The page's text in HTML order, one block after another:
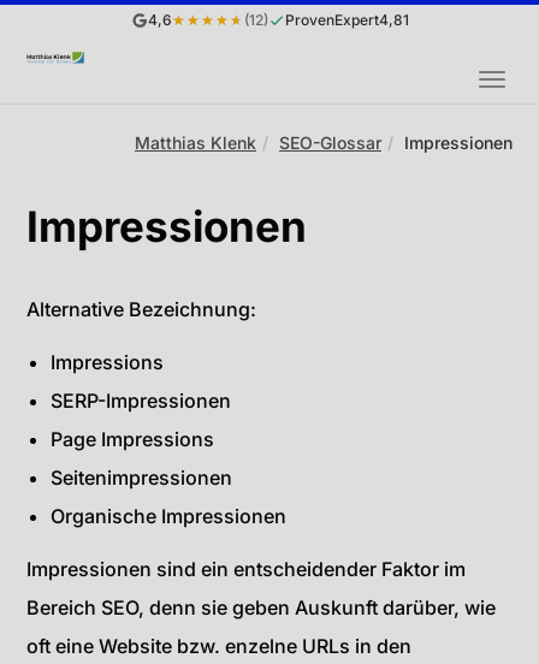
4,6★★★★★ (12) ProvenExpert4,81
hier:
Matthias Klenk SEO-Glossar Impressionen
Impressionen
Alternative Bezeichnung:
Impressions
SERP-Impressionen
Page Impressions
Seitenimpressionen
Organische Impressionen
Impressionen sind ein entscheidender Faktor im
Bereich SEO, denn sie geben Auskunft darüber, wie
oft eine Website bzw. enzelne URLs in den